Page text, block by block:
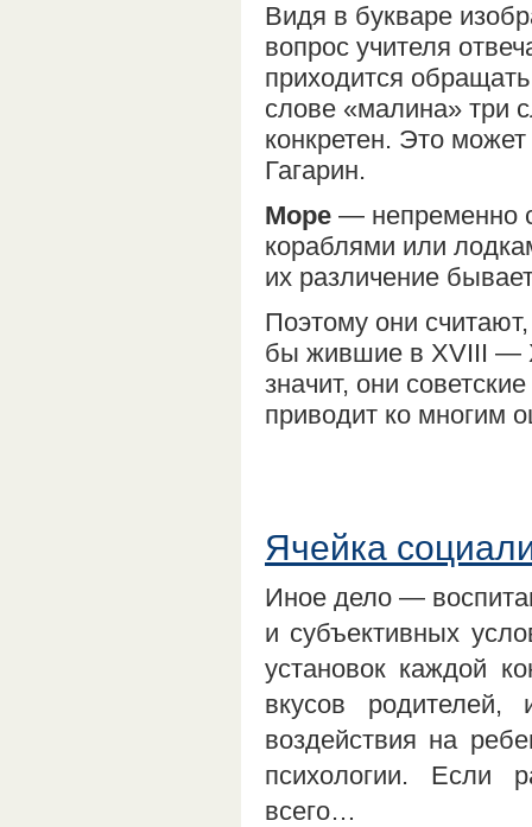
Видя в букваре
вопрос учителя
приходится
слове «малина» три
конкретен. Это
Гагарин.
Море — непременно
кораблями или
их различение
Поэтому они
бы жившие в XVIII —
значит, они
приводит ко многим
Ячейка
Иное дело —
и субъективных
установок каждой
вкусов родителей,
воздействия на
психологии. Если
всего…